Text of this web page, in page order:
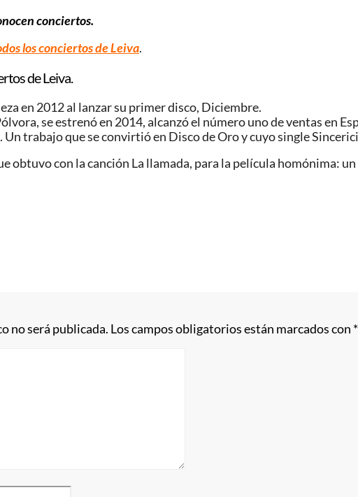
conciertos.
los conciertos de Leiva.
de Leiva.
en 2012 al lanzar su primer disco, Diciembre.
se estrenó en 2014, alcanzó el número uno de ventas en
trabajo que se convirtió en Disco de Oro y cuyo single
obtuvo con la canción La llamada, para la película homónima:
no será publicada. Los campos obligatorios están marcados con *